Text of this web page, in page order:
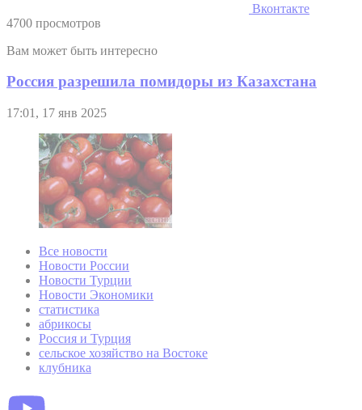
Вконтакте
4700 просмотров
Вам может быть интересно
Россия разрешила помидоры из Казахстана
17:01, 17 янв 2025
Все новости
Новости России
Новости Турции
Новости Экономики
статистика
абрикосы
Россия и Турция
сельское хозяйство на Востоке
клубника